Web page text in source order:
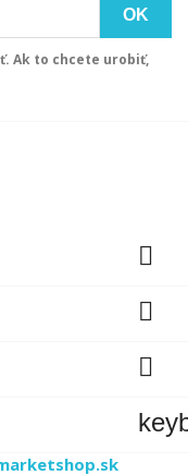
Ak to chcete urobiť,


